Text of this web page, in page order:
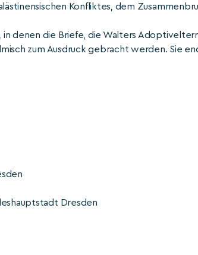
Konfliktes, dem
denen die Briefe, die Walters Adoptiveltern
zum Ausdruck gebracht werden. Sie
Dresden